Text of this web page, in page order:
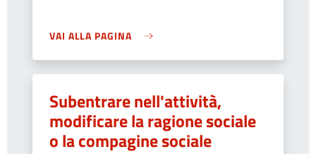
VAI ALLA PAGINA
Subentrare nell'attività,
modificare la ragione sociale
o la compagine sociale